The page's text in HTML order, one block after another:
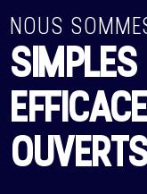
NOUS
SIMPLES